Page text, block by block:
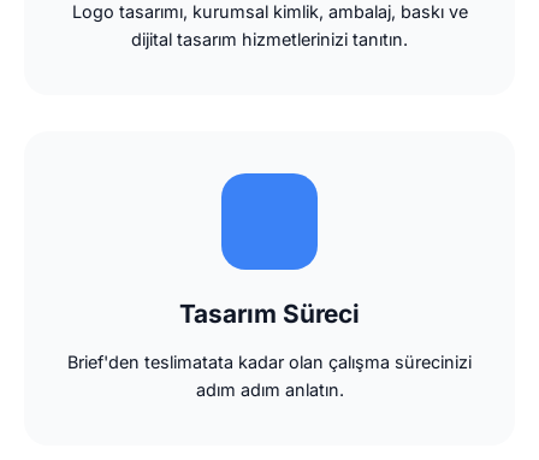
Logo tasarımı, kurumsal kimlik, ambalaj, baskı ve
dijital tasarım hizmetlerinizi tanıtın.
Tasarım Süreci
Brief'den teslimatata kadar olan çalışma sürecinizi
adım adım anlatın.